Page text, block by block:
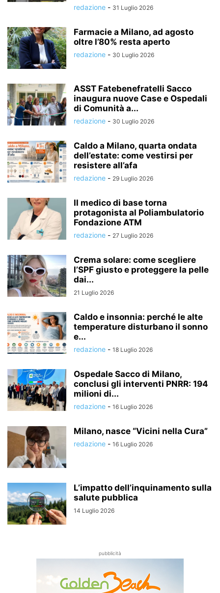
redazione - 31 Luglio 2026
Farmacie a Milano, ad agosto
oltre l’80% resta aperto
redazione - 30 Luglio 2026
ASST Fatebenefratelli Sacco
inaugura nuove Case e Ospedali
di Comunità a...
redazione - 30 Luglio 2026
Caldo a Milano, quarta ondata
dell’estate: come vestirsi per
resistere all’afa
redazione - 29 Luglio 2026
Il medico di base torna
protagonista al Poliambulatorio
Fondazione ATM
redazione - 27 Luglio 2026
Crema solare: come scegliere
l’SPF giusto e proteggere la pelle
dai...
21 Luglio 2026
Caldo e insonnia: perché le alte
temperature disturbano il sonno
e...
redazione - 18 Luglio 2026
Ospedale Sacco di Milano,
conclusi gli interventi PNRR: 194
milioni di...
redazione - 16 Luglio 2026
Milano, nasce “Vicini nella Cura”
redazione - 16 Luglio 2026
L’impatto dell’inquinamento sulla
salute pubblica
14 Luglio 2026
pubblicità